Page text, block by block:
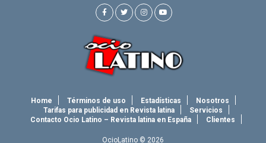
Home Términos de uso Estadísticas
Nosotros
Tarifas para publicidad en Revista latina
Servicios
Contacto Ocio Latino – Revista latina en España
Clientes
OcioLatino © 2026